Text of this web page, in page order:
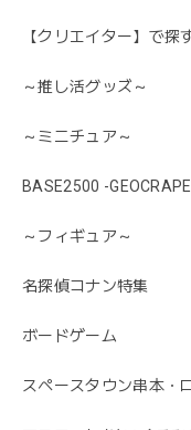
【クリエイター】で探
～推し活グッズ～
～ミニチュア～
BASE2500 -
～フィギュア～
名探偵コナン特集
ボードゲーム
スペースタウン串本・